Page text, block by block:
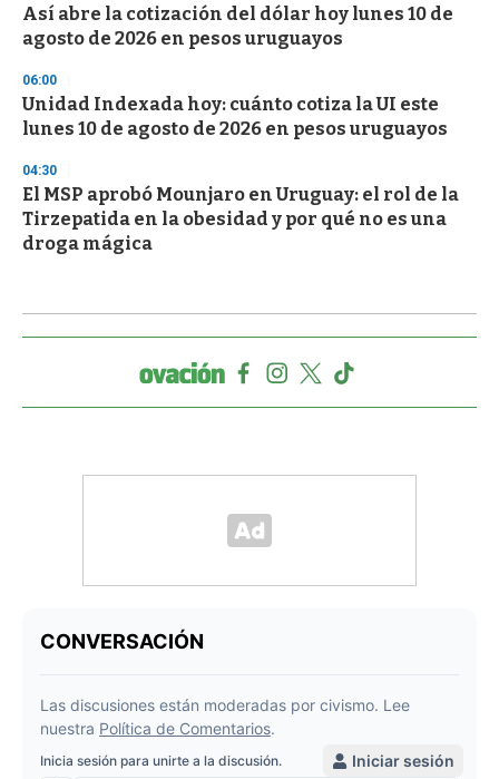
Así abre la cotización del dólar hoy lunes 10 de
agosto de 2026 en pesos uruguayos
06:00
Unidad Indexada hoy: cuánto cotiza la UI este
lunes 10 de agosto de 2026 en pesos uruguayos
04:30
El MSP aprobó Mounjaro en Uruguay: el rol de la
Tirzepatida en la obesidad y por qué no es una
droga mágica